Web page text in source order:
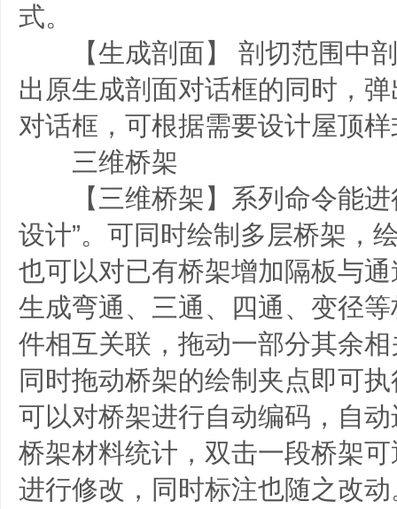
式。
【生成剖面】 剖切范围中剖
出原生成剖面对话框的同时，
对话框，可根据需要设计屋顶
三维桥架
【三维桥架】系列命令能进
设计”。可同时绘制多层桥架，
也可以对已有桥架增加隔板与
生成弯通、三通、四通、变径
件相互关联，拖动一部分其余
同时拖动桥架的绘制夹点即可
可以对桥架进行自动编码，自
桥架材料统计，双击一段桥架
进行修改，同时标注也随之改动